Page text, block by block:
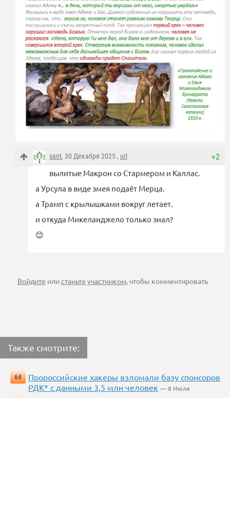
+2
sant, 30 Декабря 2025 , url
вылитые Макрон со Стармером и Каллас.
а Урсула в виде змея подаёт Мерца.
а Трамп с крылышками вокруг летает.
и откуда Микеланджело только знал?
😊
Войдите илистаньте участником, чтобы комментировать
Также смотрите:
64
Пророссийские хакеры взломали базу спонсоров
РДК* с данными 3,5 млн человек — 8 Июля